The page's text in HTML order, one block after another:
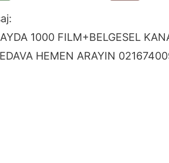
1000 FILM+BELGESEL
HEMEN ARAYIN